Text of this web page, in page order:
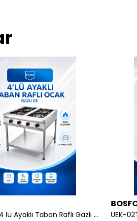
OCAKLAR - 4 lü Ayaklı Taban Raflı Gazlı CE UEK-